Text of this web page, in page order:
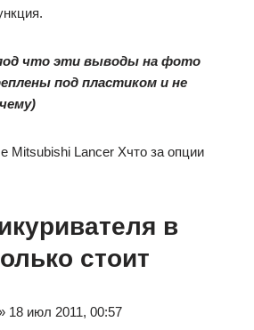
что эти выводы на фото
под пластиком и не
что за опции
в
стоит
18 июл 2011, 00:57